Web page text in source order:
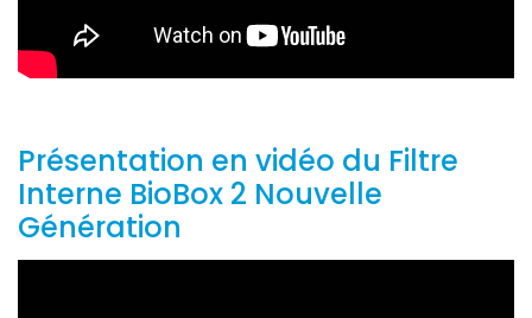
Présentation en vidéo du Filtre
Interne BioBox 2 Nouvelle
Génération